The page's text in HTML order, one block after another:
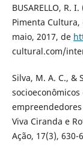
BUSARELLO, R.
Pimenta Cultura,
maio, 2017, de
cultural.com/
Silva, M. A. C., &
Viva Ciranda e
Ação, 17(3), 630-